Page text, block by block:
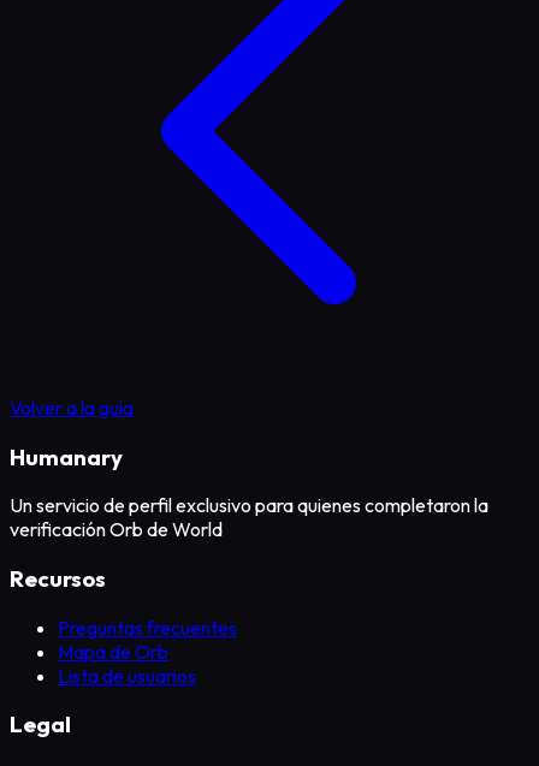
Volver a la guía
Humanary
Un servicio de perfil exclusivo para quienes completaron la
verificación Orb de World
Recursos
Preguntas frecuentes
Mapa de Orb
Lista de usuarios
Legal